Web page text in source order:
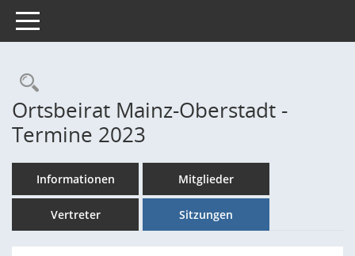
Toggle navigation
Rechercheauswahl
Ortsbeirat Mainz-Oberstadt -
Termine 2023
Informationen Mitglieder
Vertreter Sitzungen